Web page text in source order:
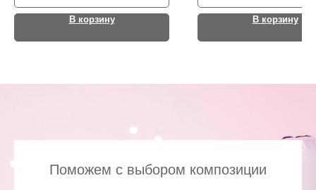
В корзину В корзину
Поможем с выбором композиции